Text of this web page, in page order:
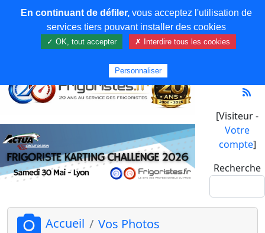
[Visiteur -
Votre
compte]
Recherche
Accueil
Vos Photos
En continuant de défiler,vous acceptez l'utilisation de
services tiers pouvant installer des cookies
✓ OK, tout accepter ✗ Interdire tous les cookies
Personnaliser